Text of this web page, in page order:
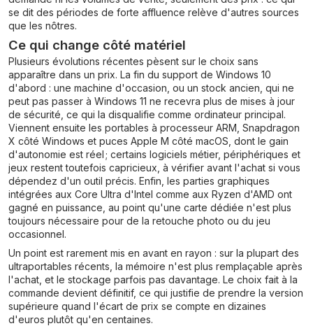
se dit des périodes de forte affluence relève d'autres sources
que les nôtres.
Ce qui change côté matériel
Plusieurs évolutions récentes pèsent sur le choix sans
apparaître dans un prix. La fin du support de Windows 10
d'abord : une machine d'occasion, ou un stock ancien, qui ne
peut pas passer à Windows 11 ne recevra plus de mises à jour
de sécurité, ce qui la disqualifie comme ordinateur principal.
Viennent ensuite les portables à processeur ARM, Snapdragon
X côté Windows et puces Apple M côté macOS, dont le gain
d'autonomie est réel ; certains logiciels métier, périphériques et
jeux restent toutefois capricieux, à vérifier avant l'achat si vous
dépendez d'un outil précis. Enfin, les parties graphiques
intégrées aux Core Ultra d'Intel comme aux Ryzen d'AMD ont
gagné en puissance, au point qu'une carte dédiée n'est plus
toujours nécessaire pour de la retouche photo ou du jeu
occasionnel.
Un point est rarement mis en avant en rayon : sur la plupart des
ultraportables récents, la mémoire n'est plus remplaçable après
l'achat, et le stockage parfois pas davantage. Le choix fait à la
commande devient définitif, ce qui justifie de prendre la version
supérieure quand l'écart de prix se compte en dizaines
d'euros plutôt qu'en centaines.